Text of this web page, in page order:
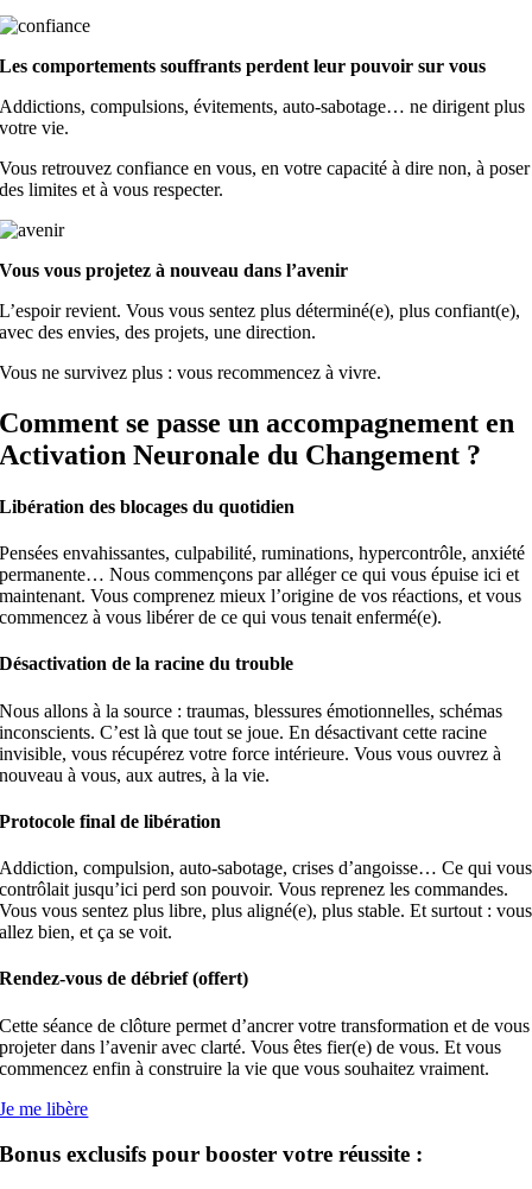
Les comportements souffrants perdent leur pouvoir sur vous
Addictions, compulsions, évitements, auto-sabotage… ne dirigent plus
votre vie.
Vous retrouvez confiance en vous, en votre capacité à dire non, à poser
des limites et à vous respecter.
Vous vous projetez à nouveau dans l’avenir
L’espoir revient. Vous vous sentez plus déterminé(e), plus confiant(e),
avec des envies, des projets, une direction.
Vous ne survivez plus : vous recommencez à vivre.
Comment se passe un accompagnement en
Activation Neuronale du Changement ?
Libération des blocages du quotidien
Pensées envahissantes, culpabilité, ruminations, hypercontrôle, anxiété
permanente… Nous commençons par alléger ce qui vous épuise ici et
maintenant.Vous comprenez mieux l’origine de vos réactions, et vous
commencez à vous libérer de ce qui vous tenait enfermé(e).
Désactivation de la racine du trouble
Nous allons à la source : traumas, blessures émotionnelles, schémas
inconscients. C’est là que tout se joue. En désactivant cette racine
invisible, vous récupérez votre force intérieure.Vous vous ouvrez à
nouveau à vous, aux autres, à la vie.
Protocole final de libération
Addiction, compulsion, auto-sabotage, crises d’angoisse… Ce qui vous
contrôlait jusqu’ici perd son pouvoir. Vous reprenez les commandes.
Vous vous sentez plus libre, plus aligné(e), plus stable. Et surtout : vous
allez bien, et ça se voit.
Rendez-vous de débrief (offert)
Cette séance de clôture permet d’ancrer votre transformation et de vous
projeter dans l’avenir avec clarté.Vous êtes fier(e) de vous. Et vous
commencez enfin à construire la vie que vous souhaitez vraiment.
Je me libère
Bonus exclusifs pour booster votre réussite :